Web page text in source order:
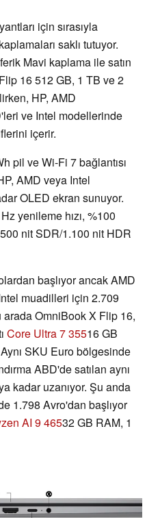
için sırasıyla
saklı tutuyor.
Mavi kaplama ile satın
16 512 GB, 1 TB ve 2
HP, AMD
ve Intel modellerinde
içerir.
pil ve Wi-Fi 7 bağlantısı
AMD veya Intel
OLED ekran sunuyor.
yenileme hızı, %100
nit SDR/1.100 nit HDR
başlıyor ancak AMD
muadilleri için 2.709
OmniBook X Flip 16,
Core Ultra 7 35516 GB
SKU Euro bölgesinde
ABD'de satılan aynı
kadar uzanıyor. Şu anda
1.798 Avro'dan başlıyor
AI 9 46532 GB RAM, 1